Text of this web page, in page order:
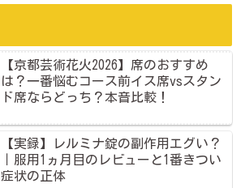
【京都芸術花火2026】席のおすすめ
は？一番悩むコース前イス席vsスタン
ド席ならどっち？本音比較！
【実録】レルミナ錠の副作用エグい？
｜服用1ヵ月目のレビューと1番きつい
症状の正体